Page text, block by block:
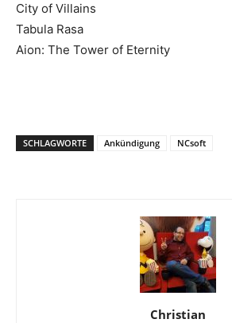
City of Villains
Tabula Rasa
Aion: The Tower of Eternity
SCHLAGWORTE Ankündigung NCsoft
Christian